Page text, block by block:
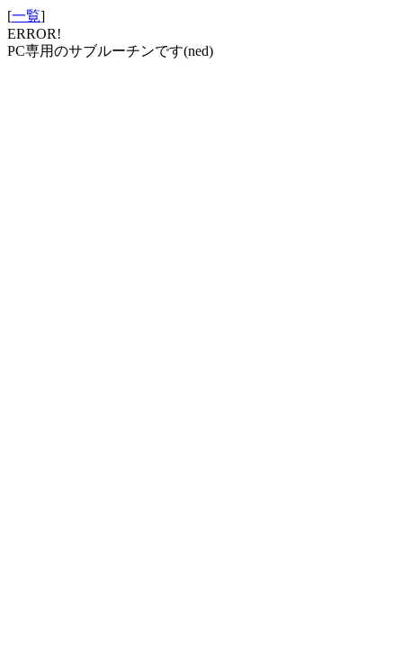
[一覧]
ERROR!
PC専用のサブルーチンです(ned)